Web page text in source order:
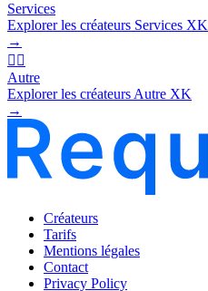
Services
Explorer les créateurs Services XK
→
🧜‍♂️
Autre
Explorer les créateurs Autre XK
→
Créateurs
Tarifs
Mentions légales
Contact
Privacy Policy